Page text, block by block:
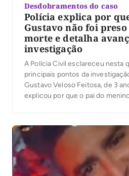
Desdobramentos do caso
Polícia explica por
Gustavo não foi
morte e detalha
investigação
A Polícia Civil esclareceu nesta
principais pontos da
Gustavo Veloso Feitosa, de 3
explicou por que o pai do
Proteção à Pessoa […]